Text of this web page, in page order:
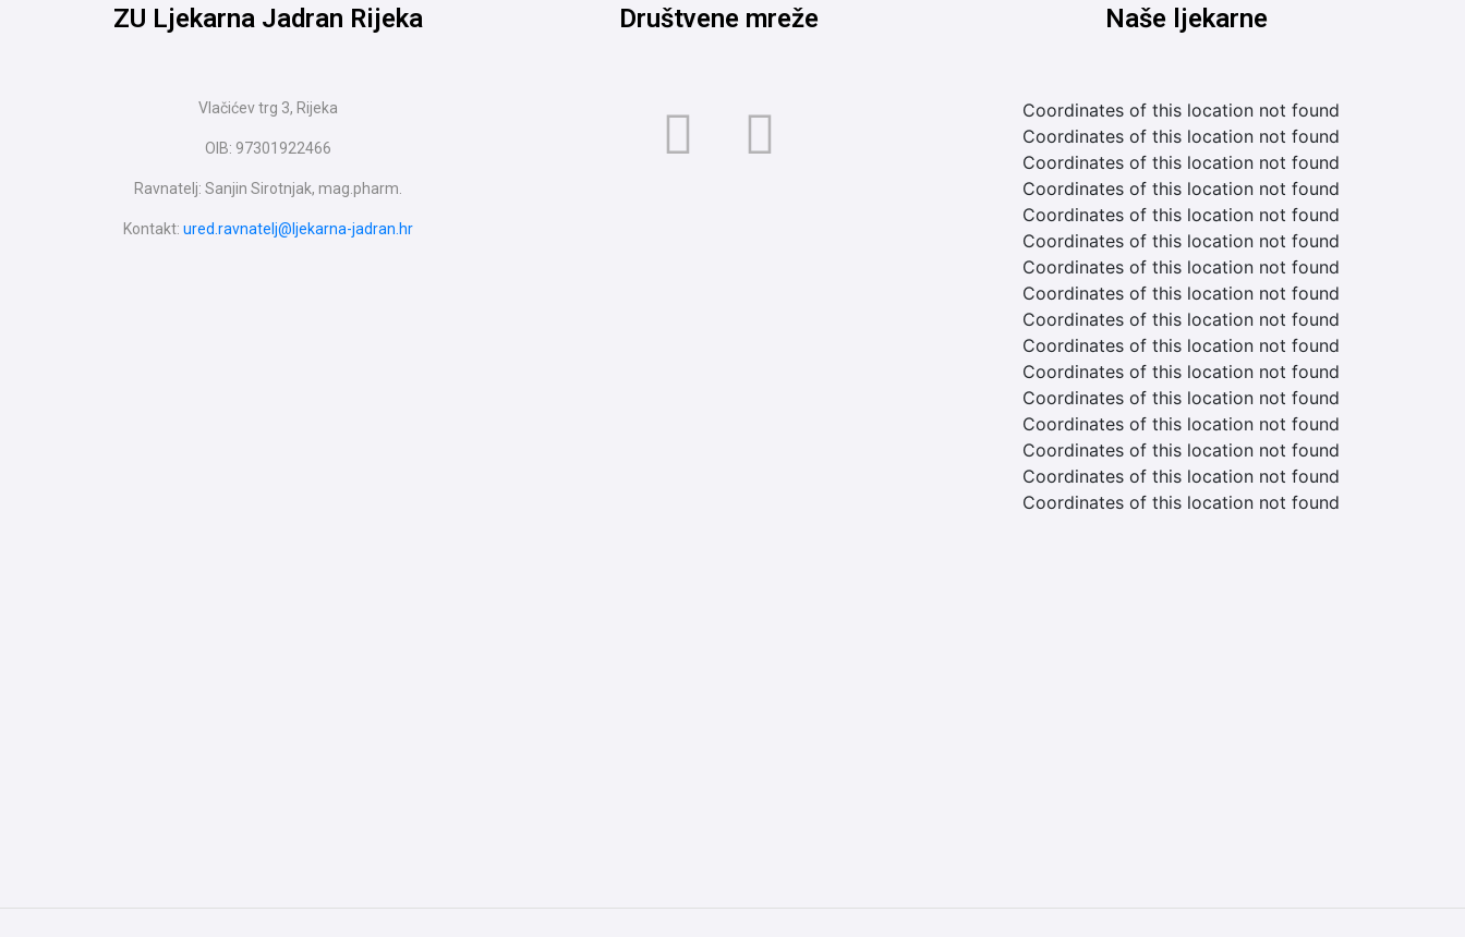
ZU Ljekarna Jadran Rijeka
Vlačićev trg 3, Rijeka
OIB: 97301922466
Ravnatelj: Sanjin Sirotnjak, mag.pharm.
Kontakt: ured.ravnatelj@ljekarna-jadran.hr
Društvene mreže Naše ljekarne
Coordinates of this location not found
Coordinates of this location not found
Coordinates of this location not found
Coordinates of this location not found
Coordinates of this location not found
Coordinates of this location not found
Coordinates of this location not found
Coordinates of this location not found
Coordinates of this location not found
Coordinates of this location not found
Coordinates of this location not found
Coordinates of this location not found
Coordinates of this location not found
Coordinates of this location not found
Coordinates of this location not found
Coordinates of this location not found